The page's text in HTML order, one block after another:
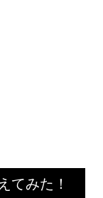
てみた！